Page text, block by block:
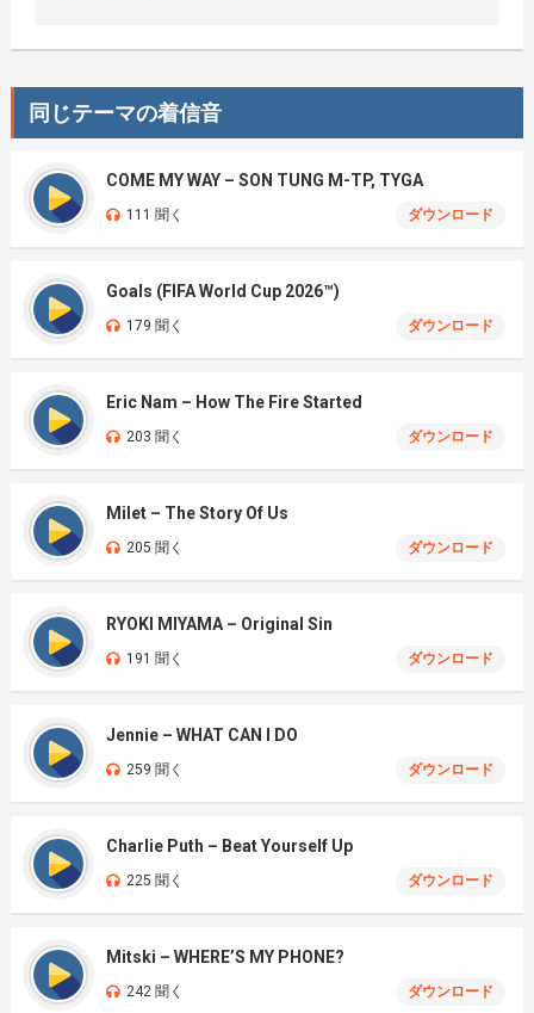
同じテーマの着信音
COME MY WAY – SON TUNG M-TP, TYGA
111 聞く ダウンロード
Goals (FIFA World Cup 2026™)
179 聞く ダウンロード
Eric Nam – How The Fire Started
203 聞く ダウンロード
Milet – The Story Of Us
205 聞く ダウンロード
RYOKI MIYAMA – Original Sin
191 聞く ダウンロード
Jennie – WHAT CAN I DO
259 聞く ダウンロード
Charlie Puth – Beat Yourself Up
225 聞く ダウンロード
Mitski – WHERE’S MY PHONE?
242 聞く ダウンロード